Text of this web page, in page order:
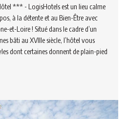
*** - LogisHotels est un lieu calme
à la détente et au Bien-Être avec
et-Loire ! Situé dans le cadre d’un
bâti au XVIIIe siècle, l’hôtel vous
dont certaines donnent de plain-pied